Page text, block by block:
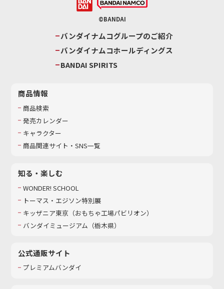
©BANDAI
バンダイナムコグループのご紹介
バンダイナムコホールディングス
BANDAI SPIRITS
商品情報
商品検索
発売カレンダー
キャラクター
商品関連サイト・SNS一覧
知る・楽しむ
WONDER! SCHOOL
トーマス・エジソン特別展
キッザニア東京（おもちゃ工場パビリオン）​
バンダイミュージアム（栃木県）
公式通販サイト
プレミアムバンダイ